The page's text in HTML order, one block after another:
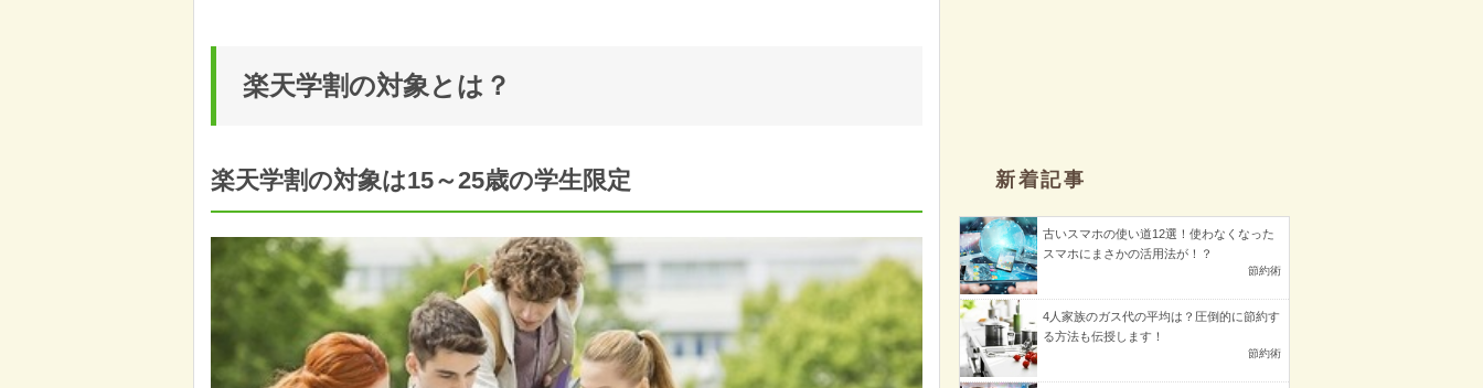
楽天学割の対象とは？
楽天学割の対象は15～25歳の学生限定 新着記事
古いスマホの使い道12選！使わなくなった
スマホにまさかの活用法が！？
節約術
4人家族のガス代の平均は？圧倒的に節約す
る方法も伝授します！
節約術